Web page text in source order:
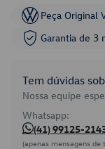
Peça Original
Garantia de 3
Tem dúvidas
Nossa equipe
Whatsapp:
(41) 99125-
(apenas mensagens